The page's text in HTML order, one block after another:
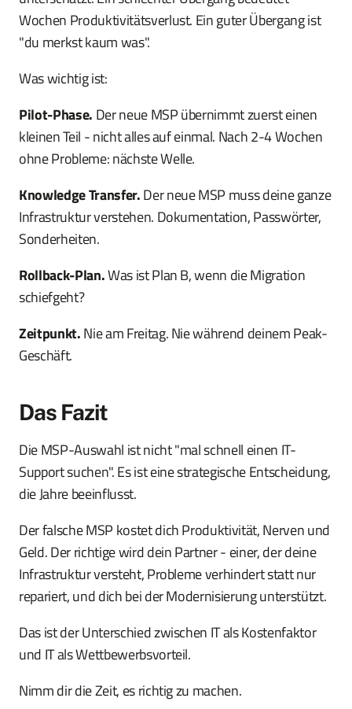
Wochen Produktivitätsverlust. Ein guter Übergang ist
"du merkst kaum was".
Was wichtig ist:
Pilot-Phase. Der neue MSP übernimmt zuerst einen
kleinen Teil - nicht alles auf einmal. Nach 2-4 Wochen
ohne Probleme: nächste Welle.
Knowledge Transfer.Der neue MSP muss deine ganze
Infrastruktur verstehen. Dokumentation, Passwörter,
Sonderheiten.
Rollback-Plan.Was ist Plan B, wenn die Migration
schiefgeht?
Zeitpunkt.Nie am Freitag. Nie während deinem Peak-
Geschäft.
Das Fazit
Die MSP-Auswahl ist nicht "mal schnell einen IT-
Support suchen". Es ist eine strategische Entscheidung,
die Jahre beeinflusst.
Der falsche MSP kostet dich Produktivität, Nerven und
Geld. Der richtige wird dein Partner - einer, der deine
Infrastruktur versteht, Probleme verhindert statt nur
repariert, und dich bei der Modernisierung unterstützt.
Das ist der Unterschied zwischen IT als Kostenfaktor
und IT als Wettbewerbsvorteil.
Nimm dir die Zeit, es richtig zu machen.